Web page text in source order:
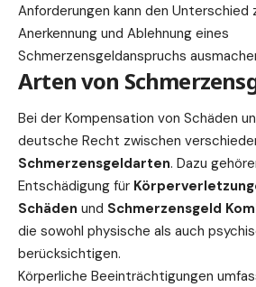
Anforderungen kann den Unterschied
Anerkennung und Ablehnung eines
Schmerzensgeldanspruchs
Arten von
Bei der Kompensation von Schäden
deutsche Recht zwischen
Schmerzensgeldarten. Dazu
Entschädigung für
Schäden und Schmerzensgeld
die sowohl physische als auch
berücksichtigen.
Körperliche Beeinträchtigungen